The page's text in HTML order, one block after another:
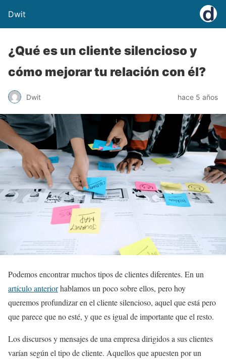
Dwit
¿Qué es un cliente silencioso y
cómo mejorar tu relación con él?
Dwit hace 5 años
Podemos encontrar muchos tipos de clientes diferentes. En un
artículo anteriorhablamos un poco sobre ellos, pero hoy
queremos profundizar en el cliente silencioso, aquel que está pero
que parece que no esté, y que es igual de importante que el resto.
Los discursos y mensajes de una empresa dirigidos a sus clientes
varían según el tipo de cliente. Aquellos que apuesten por un